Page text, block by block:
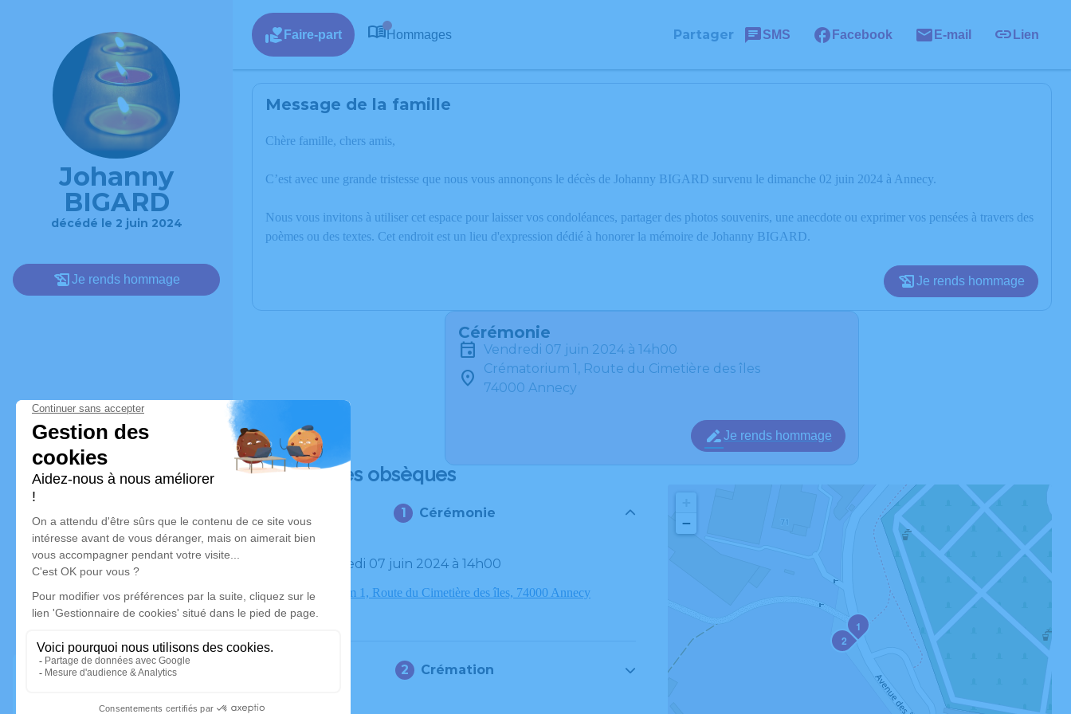
Johanny
BIGARD
décédé le 2 juin 2024
Je rends hommage
Faire-part Hommages Partager SMS Facebook E-mail Lien
Message de la famille
Chère famille, chers amis,
C’est avec une grande tristesse que nous vous annonçons le décès de Johanny BIGARD survenu le dimanche 02 juin 2024 à Annecy.
Nous vous invitons à utiliser cet espace pour laisser vos condoléances, partager des photos souvenirs, une anecdote ou exprimer vos pensées à travers des
poèmes ou des textes. Cet endroit est un lieu d'expression dédié à honorer la mémoire de Johanny BIGARD.
Je rends hommage
Cérémonie
vendredi 07 juin 2024 à 14h00
Crématorium 1, Route du Cimetière des îles
74000 Annecy
Je rends hommage
Déroulé des obsèques
Cérémonie
Le vendredi 07 juin 2024 à 14h00
Crématorium 1, Route du Cimetière des îles, 74000 Annecy
Crémation
1
2
−